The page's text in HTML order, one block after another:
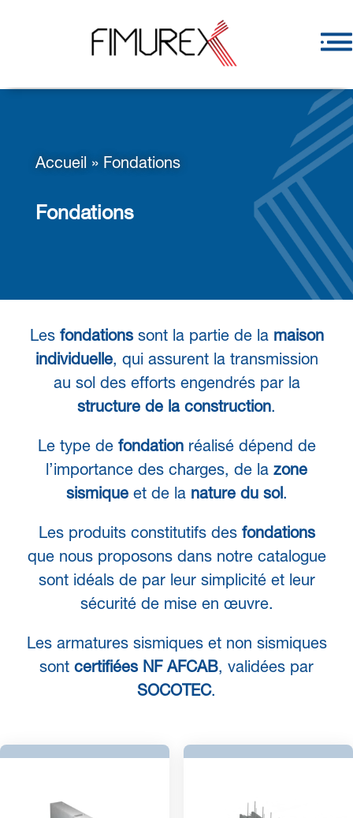
Accueil » Fondations
Fondations
Les fondationssont la partie de la maison
individuelle, qui assurent la transmission
au sol des efforts engendrés par la
structure de la construction.
Le type de fondationréalisé dépend de
l’importance des charges, de la zone
sismiqueet de la nature du sol .
Les produits constitutifs des fondations
que nous proposons dans notre catalogue
sont idéals de par leur simplicité et leur
sécurité de mise en œuvre.
Les armatures sismiques et non sismiques
sont certifiées NF AFCAB, validées par
SOCOTEC.